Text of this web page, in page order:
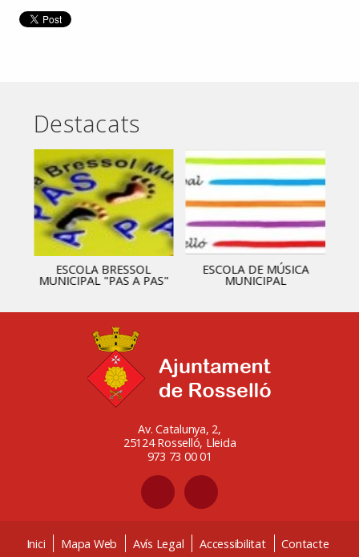
Destacats
ESCOLA BRESSOL
MUNICIPAL "PAS A PAS"
ESCOLA DE MÚSICA
MUNICIPAL
Av. Catalunya, 2,
25124 Rosselló, Lleida
973 73 00 01
Inici Mapa Web Avís Legal Accessibilitat Contacte